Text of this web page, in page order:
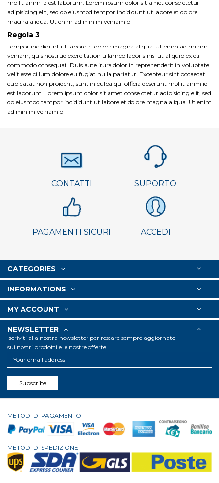
mollit anim id est laborum. Lorem ipsum dolor sit amet conse ctetur
adipisicing elit, sed do eiusmod tempor incididunt ut labore et dolore
magna aliqua. Ut enim ad minim veniamю
Regola 3
Tempor incididunt ut labore et dolore magna aliqua. Ut enim ad minim
veniam, quis nostrud exercitation ullamco laboris nisi ut aliquip ex ea
commodo consequat. Duis aute irure dolor in reprehenderit in voluptate
velit esse cillum dolore eu fugiat nulla pariatur. Excepteur sint occaecat
cupidatat non proident, sunt in culpa qui officia deserunt mollit anim id
est laborum. Lorem ipsum dolor sit amet conse ctetur adipisicing elit, sed
do eiusmod tempor incididunt ut labore et dolore magna aliqua. Ut enim
ad minim veniamю
CONTATTI SUPORTO
PAGAMENTI SICURI ACCEDI
CATEGORIES
INFORMATIONS
MY ACCOUNT
NEWSLETTER
Iscriviti alla nostra newsletter per restare sempre aggiornato
sui nostri prodotti e le nostre offerte.
Subscribe
METODI DI PAGAMENTO
METODI DI SPEDIZIONE